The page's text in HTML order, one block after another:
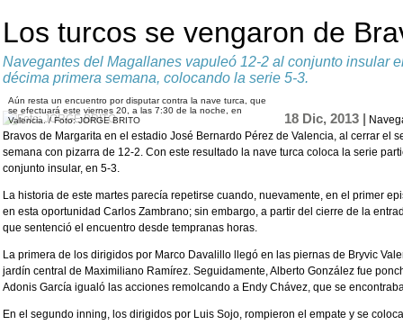
Los turcos se vengaron de
Navegantes del Magallanes vapuleó 12-2 al conjunto insular
décima primera semana, colocando la serie 5-3.
Aún resta un encuentro por disputar contra la nave turca, que
se efectuará este viernes 20, a las 7:30 de la noche, en
Valencia. / Foto: JORGE BRITO
18 Dic, 2013 |
Bravos de Margarita en el estadio José Bernardo Pérez de Valencia, al cerrar el
semana con pizarra de 12-2. Con este resultado la nave turca coloca la serie
conjunto insular, en 5-3.
La historia de este martes parecía repetirse cuando, nuevamente, en el primer
en esta oportunidad Carlos Zambrano; sin embargo, a partir del cierre de la
que sentenció el encuentro desde tempranas horas.
La primera de los dirigidos por Marco Davalillo llegó en las piernas de Bryvic
jardín central de Maximiliano Ramírez. Seguidamente, Alberto González fue
Adonis García igualó las acciones remolcando a Endy Chávez, que se
En el segundo inning, los dirigidos por Luis Sojo, rompieron el empate y se